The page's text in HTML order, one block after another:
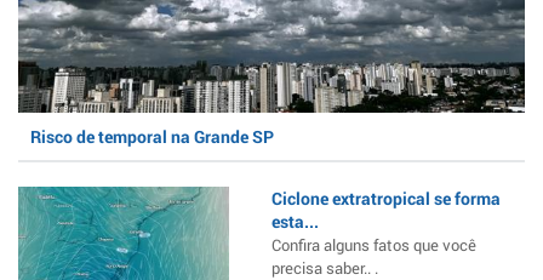
Risco de temporal na Grande SP
Ciclone extratropical se forma
esta...
Confira alguns fatos que você
precisa saber.. .